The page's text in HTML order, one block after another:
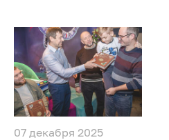
07 декабря 2025